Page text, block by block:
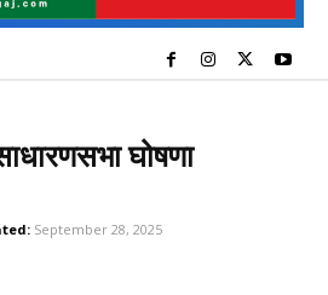
घोषणा
September 28, 2025